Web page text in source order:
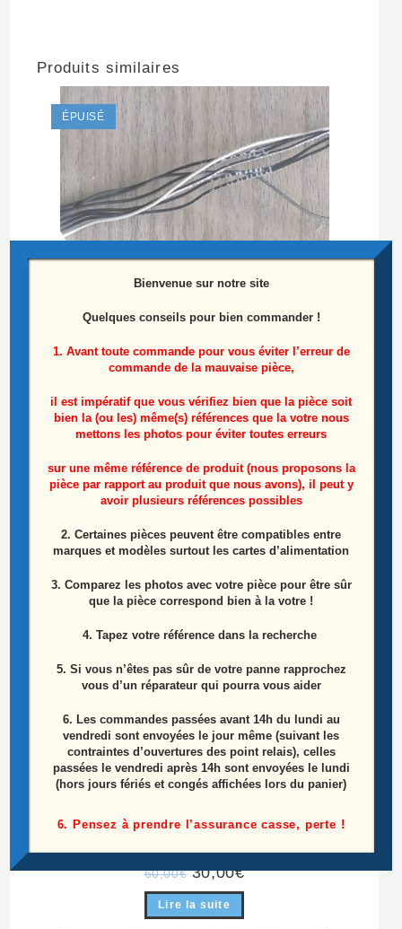
Produits similaires
ÉPUISÉ
Référence: BN41-01600B
Lire la suite
ÉPUISÉ
Référence FRCM-TCON V0.1 230X138mm
60,00€ Le
prix
initial
était :
60,00€.
30,00€Le
actuel
30,00€.
Lire la suite
Bienvenue sur notre site
Quelques conseils pour bien commander !
1. Avant toute commande pour vous éviter l’erreur de
commande de la mauvaise pièce,
il est impératif que vous vérifiez bien que la pièce soit
bien la (ou les) même(s) références que la votre nous
mettons les photos pour éviter toutes erreurs
sur une même référence de produit (nous proposons la
pièce par rapport au produit que nous avons), il peut y
avoir plusieurs références possibles
2. Certaines pièces peuvent être compatibles entre
marques et modèles surtout les cartes d’alimentation
3. Comparez les photos avec votre pièce pour être sûr
que la pièce correspond bien à la votre !
4. Tapez votre référence dans la recherche
5. Si vous n’êtes pas sûr de votre panne rapprochez
vous d’un réparateur qui pourra vous aider
6. Les commandes passées avant 14h du lundi au
vendredi sont envoyées le jour même (suivant les
contraintes d’ouvertures des point relais), celles
passées le vendredi après 14h sont envoyées le lundi
(hors jours fériés et congés affichées lors du panier)
6. Pensez à prendre l’assurance casse, perte !